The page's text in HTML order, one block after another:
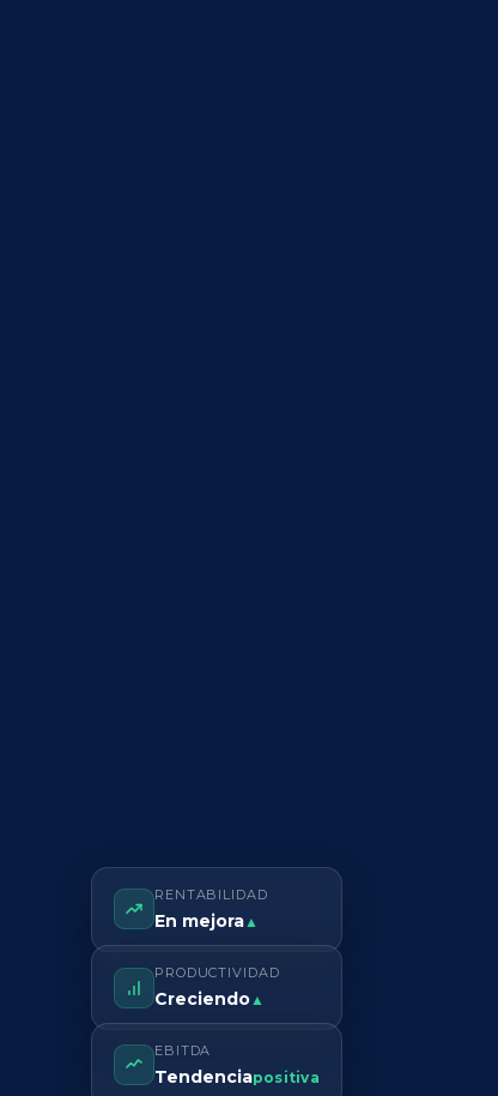
RENTABILIDAD
En mejora▲
PRODUCTIVIDAD
Creciendo▲
EBITDA
Tendenciapositiva